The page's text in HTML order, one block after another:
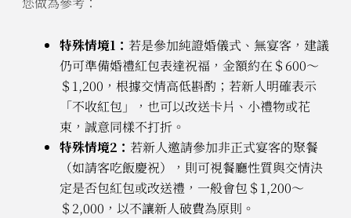
特殊情境1： 若是參加純證婚儀式、無宴客，建議
仍可準備婚禮紅包表達祝福，金額約在＄600～
＄1,200，根據交情高低斟酌；若新人明確表示
「不收紅包」，也可以改送卡片、小禮物或花
束，誠意同樣不打折。
特殊情境2： 若新人邀請參加非正式宴客的聚餐
（如請客吃飯慶祝），則可視餐廳性質與交情決
定是否包紅包或改送禮，一般會包＄1,200～
＄2,000，以不讓新人破費為原則。